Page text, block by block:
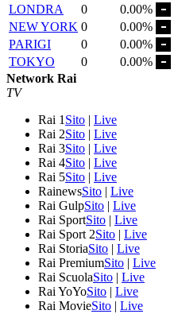
LONDRA
0
0.00%
NEW YORK 0
0.00%
PARIGI
0
0.00%
TOKYO
0
0.00%
Network Rai
TV
Rai 1 Sito | Live
Rai 2Sito | Live
Rai 3Sito | Live
Rai 4Sito | Live
Rai 5Sito | Live
RainewsSito | Live
Rai GulpSito | Live
Rai SportSito | Live
Rai Sport 2Sito | Live
Rai StoriaSito | Live
Rai PremiumSito | Live
Rai ScuolaSito | Live
Rai YoYoSito | Live
Rai MovieSito | Live